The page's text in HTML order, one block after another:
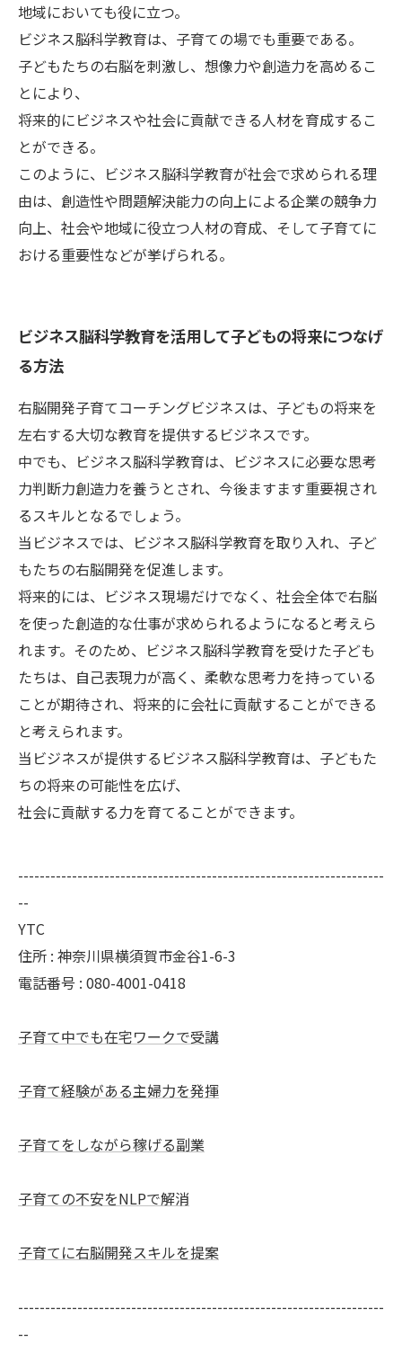
地域においても役に立つ。
ビジネス脳科学教育は、子育ての場でも重要である。
子どもたちの右脳を刺激し、想像力や創造力を高めるこ
とにより、
将来的にビジネスや社会に貢献できる人材を育成するこ
とができる。
このように、ビジネス脳科学教育が社会で求められる理
由は、創造性や問題解決能力の向上による企業の競争力
向上、社会や地域に役立つ人材の育成、そして子育てに
おける重要性などが挙げられる。
ビジネス脳科学教育を活用して子どもの将来につなげ
る方法
右脳開発子育てコーチングビジネスは、子どもの将来を
左右する大切な教育を提供するビジネスです。
中でも、ビジネス脳科学教育は、ビジネスに必要な思考
力判断力創造力を養うとされ、今後ますます重要視され
るスキルとなるでしょう。
当ビジネスでは、ビジネス脳科学教育を取り入れ、子ど
もたちの右脳開発を促進します。
将来的には、ビジネス現場だけでなく、社会全体で右脳
を使った創造的な仕事が求められるようになると考えら
れます。そのため、ビジネス脳科学教育を受けた子ども
たちは、自己表現力が高く、柔軟な思考力を持っている
ことが期待され、将来的に会社に貢献することができる
と考えられます。
当ビジネスが提供するビジネス脳科学教育は、子どもた
ちの将来の可能性を広げ、
社会に貢献する力を育てることができます。
--------------------------------------------------------------------
--
YTC
住所 : 神奈川県横須賀市金谷1-6-3
電話番号 : 080-4001-0418
子育て中でも在宅ワークで受講
子育て経験がある主婦力を発揮
子育てをしながら稼げる副業
子育ての不安をNLPで解消
子育てに右脳開発スキルを提案
--------------------------------------------------------------------
--